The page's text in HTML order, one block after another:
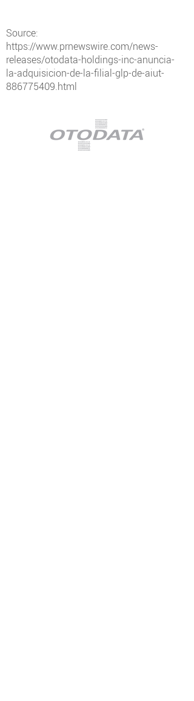
Source:
https://www.prnewswire.com/news-
releases/otodata-holdings-inc-anuncia-
la-adquisicion-de-la-filial-glp-de-aiut-
886775409.html